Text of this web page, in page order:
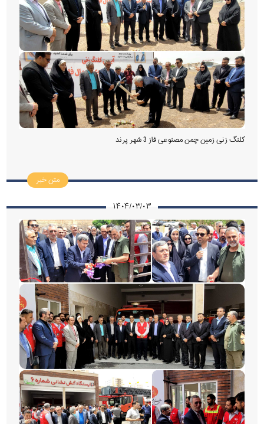
کلنگ زنی زمین چمن مصنوعی فاز 3 شهر پرند
متن خبر
۱۴۰۴/۰۳/۰۳